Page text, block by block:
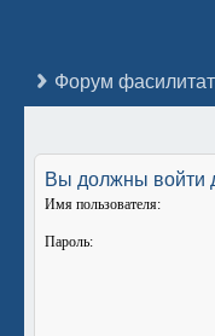
Вы должны войти
Имя пользователя:
Пароль: